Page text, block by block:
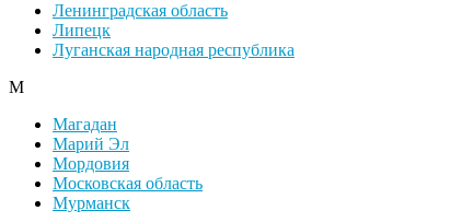
Ленинградская область
Липецк
Луганская народная республика
М
Магадан
Марий Эл
Мордовия
Московская область
Мурманск